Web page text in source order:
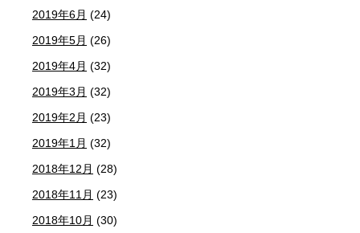
2019年6月 (24)
2019年5月 (26)
2019年4月 (32)
2019年3月 (32)
2019年2月 (23)
2019年1月 (32)
2018年12月 (28)
2018年11月 (23)
2018年10月 (30)